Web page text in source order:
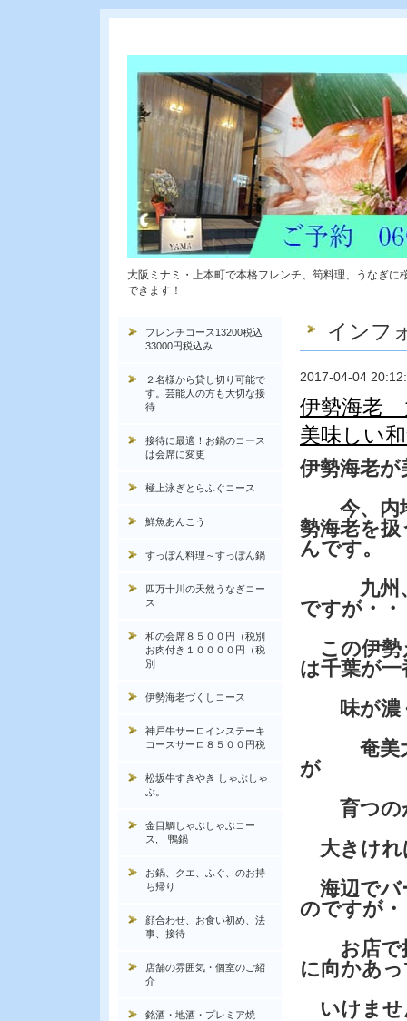
大阪ミナミ・上本町で本格フレンチ、筍料理、うなぎ
できます！
インフ
2017-04-04
伊勢海老
美味しい
伊勢海老
今、内
勢海老を
んです。
九州、
ですが・・
この伊勢
は千葉が
味が濃
奄美大
が
育つの
大きけれ
海辺でバ
のですが
お店で
に向かあ
いけませ
フレンチコース13200税込
33000円税込み
２名様から貸し切り可能で
す。芸能人の方も大切な接
待
接待に最適！お鍋のコース
は会席に変更
極上泳ぎとらふぐコース
鮮魚あんこう
すっぽん料理～すっぽん鍋
四万十川の天然うなぎコー
ス
和の会席８５００円（税別
お肉付き１００００円（税
別
伊勢海老づくしコース
神戸牛サーロインステーキ
コースサーロ８５００円税
松坂牛すきやき しゃぶしゃ
ぶ。
金目鯛しゃぶしゃぶコー
ス, 鴨鍋
お鍋、クエ、ふぐ、のお持
ち帰り
顔合わせ、お食い初め、法
事、接待
店舗の雰囲気・個室のご紹
介
銘酒・地酒・プレミア焼